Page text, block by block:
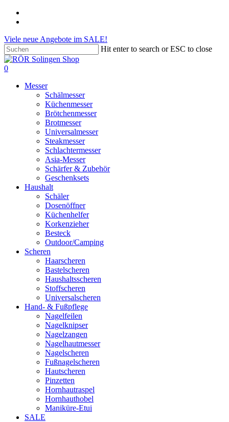
Skip
content
Viele neue Angebote im SALE!
Hit enter to search or ESC to close
Close
Search
search
account
0
Messer
Schälmesser
Küchenmesser
Brötchenmesser
Brotmesser
Universalmesser
Steakmesser
Schlachtermesser
Asia-Messer
Schärfer & Zubehör
Geschenksets
Haushalt
Schäler
Dosenöffner
Küchenhelfer
Korkenzieher
Besteck
Outdoor/Camping
Scheren
Haarscheren
Bastelscheren
Haushaltsscheren
Stoffscheren
Universalscheren
Hand- & Fußpflege
Nagelfeilen
Nagelknipser
Nagelzangen
Nagelhautmesser
Nagelscheren
Fußnagelscheren
Hautscheren
Pinzetten
Hornhautraspel
Hornhauthobel
Maniküre-Etui
SALE